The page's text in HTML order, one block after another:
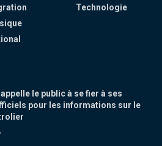
Technologie
appelle le public à se fier à ses
pour les informations sur le